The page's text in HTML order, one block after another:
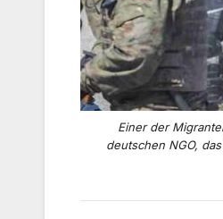
Einer der
deutschen NGO,